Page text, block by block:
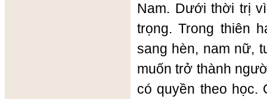
Nam. Dưới thời trị
trọng. Trong thiên
sang hèn, nam nữ,
muốn trở thành
có quyền theo học.